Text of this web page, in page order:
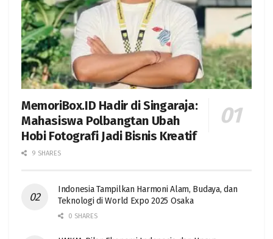
MemoriBox.ID Hadir di Singaraja:
Mahasiswa Polbangtan Ubah
Hobi Fotografi Jadi Bisnis Kreatif
9 SHARES
Indonesia Tampilkan Harmoni Alam, Budaya, dan
Teknologi di World Expo 2025 Osaka
0 SHARES